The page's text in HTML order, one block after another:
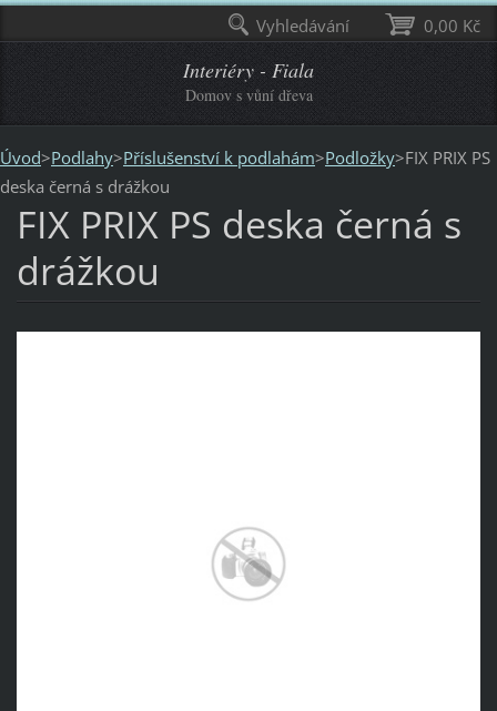
Interiéry - Fiala
Domov s vůní dřeva
Úvod>Podlahy>Příslušenství k podlahám>Podložky>FIX PRIX PS
deska černá s drážkou
FIX PRIX PS deska černá s
drážkou
0,00 Kč
Vyhledávání